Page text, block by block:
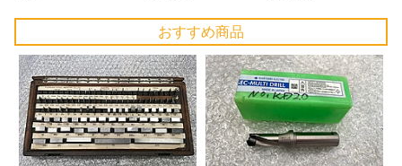
おすすめ商品